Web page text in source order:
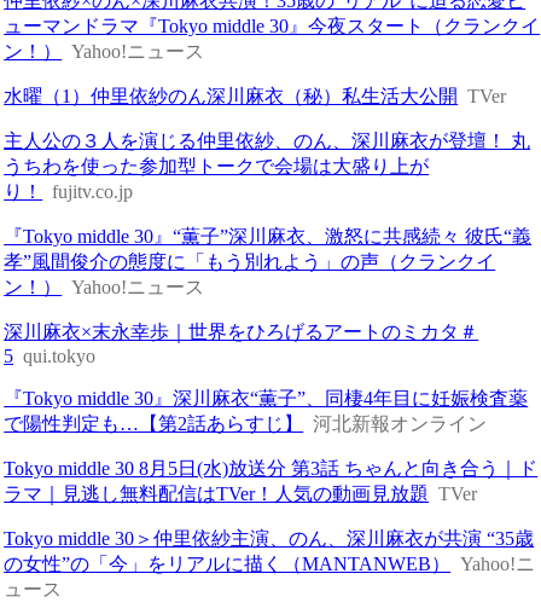
ューマンドラマ『Tokyo middle 30』今夜スタート（クランクイ
ン！）
Yahoo!ニュース
水曜（1）仲里依紗のん深川麻衣（秘）私生活大公開 TVer
主人公の３人を演じる仲里依紗、のん、深川麻衣が登壇！ 丸
うちわを使った参加型トークで会場は大盛り上が
り！
fujitv.co.jp
『Tokyo middle 30』“薫子”深川麻衣、激怒に共感続々 彼氏“義
孝”風間俊介の態度に「もう別れよう」の声（クランクイ
ン！）
Yahoo!ニュース
深川麻衣×末永幸歩｜世界をひろげるアートのミカタ＃
5 qui.tokyo
『Tokyo middle 30』深川麻衣“薫子”、同棲4年目に妊娠検査薬
で陽性判定も…【第2話あらすじ】
河北新報オンライン
Tokyo middle 30 8月5日(水)放送分 第3話 ちゃんと向き合う｜ド
ラマ｜見逃し無料配信はTVer！人気の動画見放題 TVer
Tokyo middle 30＞仲里依紗主演、のん、深川麻衣が共演 “35歳
の女性”の「今」をリアルに描く（MANTANWEB）
Yahoo!ニ
ュース